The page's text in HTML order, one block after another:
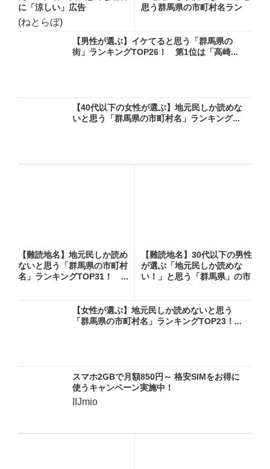
に「涼しい」広告
(ねとらぼ)
思う群馬県の市町村名ラン
【男性が選ぶ】イケてると思う「群馬県の
街」ランキングTOP26！ 第1位は「高崎...
【40代以下の女性が選ぶ】地元民しか読めな
いと思う「群馬県の市町村名」ランキング...
【難読地名】地元民しか読め
ないと思う「群馬県の市町村
名」ランキングTOP31！ ...
【難読地名】30代以下の男性
が選ぶ「地元民しか読めな
い！」と思う「群馬県」の市
【女性が選ぶ】地元民しか読めないと思う
「群馬県の市町村名」ランキングTOP23！...
スマホ2GBで月額850円～ 格安SIMをお得に
使うキャンペーン実施中！
IIJmio